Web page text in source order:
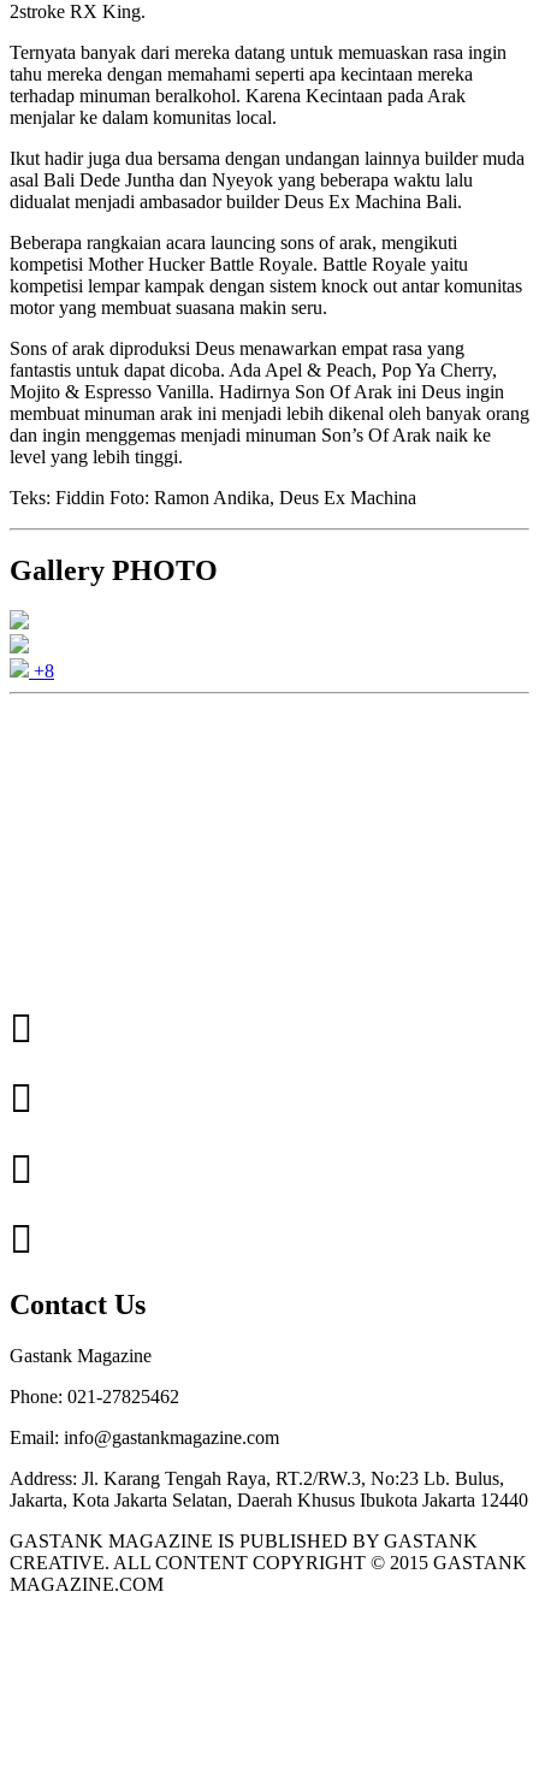
2stroke RX King.
Ternyata banyak dari mereka datang untuk memuaskan rasa ingin
tahu mereka dengan memahami seperti apa kecintaan mereka
terhadap minuman beralkohol. Karena Kecintaan pada Arak
menjalar ke dalam komunitas local.
Ikut hadir juga dua bersama dengan undangan lainnya builder muda
asal Bali Dede Juntha dan Nyeyok yang beberapa waktu lalu
didualat menjadi ambasador builder Deus Ex Machina Bali.
Beberapa rangkaian acara launcing sons of arak, mengikuti
kompetisi Mother Hucker Battle Royale. Battle Royale yaitu
kompetisi lempar kampak dengan sistem knock out antar komunitas
motor yang membuat suasana makin seru.
Sons of arak diproduksi Deus menawarkan empat rasa yang
fantastis untuk dapat dicoba. Ada Apel & Peach, Pop Ya Cherry,
Mojito & Espresso Vanilla. Hadirnya Son Of Arak ini Deus ingin
membuat minuman arak ini menjadi lebih dikenal oleh banyak orang
dan ingin menggemas menjadi minuman Son’s Of Arak naik ke
level yang lebih tinggi.
Teks: Fiddin Foto: Ramon Andika, Deus Ex Machina
Gallery PHOTO
+8
Contact Us
Gastank Magazine
Phone: 021-27825462
Email: info@gastankmagazine.com
Address: Jl. Karang Tengah Raya, RT.2/RW.3, No:23 Lb. Bulus,
Jakarta, Kota Jakarta Selatan, Daerah Khusus Ibukota Jakarta 12440
GASTANK MAGAZINE IS PUBLISHED BY GASTANK
CREATIVE. ALL CONTENT COPYRIGHT © 2015 GASTANK
MAGAZINE.COM